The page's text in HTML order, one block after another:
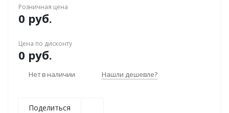
Розничная цена
0 руб.
Цена по дисконту
0 руб.
Нет в наличии Нашли дешевле?
Поделиться